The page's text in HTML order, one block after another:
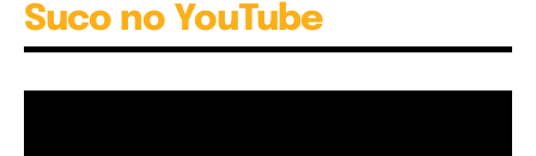
Suco no YouTube